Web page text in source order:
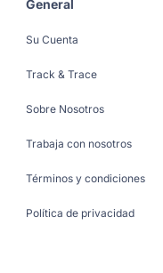
General
Su Cuenta
Track & Trace
Sobre Nosotros
Trabaja con nosotros
Términos y condiciones
Política de privacidad